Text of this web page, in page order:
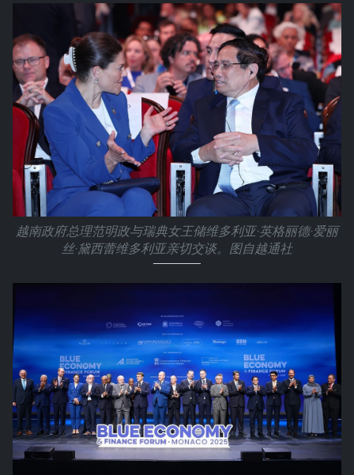
越南政府总理范明政与瑞典女王储维多利亚·英格丽德·爱丽
丝·黛西蕾维多利亚亲切交谈。图自越通社